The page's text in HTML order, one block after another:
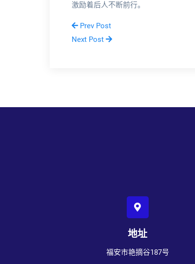
激励着后人不断前行。
Prev Post
Next Post
地址
福安市艳摘谷187号